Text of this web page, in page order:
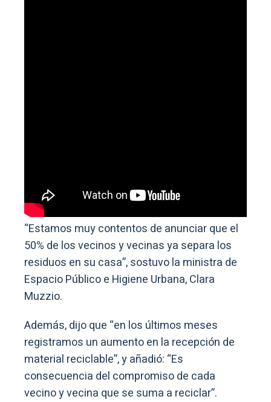
“Estamos muy contentos de anunciar que el
50% de los vecinos y vecinas ya separa los
residuos en su casa”, sostuvo la ministra de
Espacio Público e Higiene Urbana, Clara
Muzzio.
Además, dijo que “en los últimos meses
registramos un aumento en la recepción de
material reciclable”, y añadió: “Es
consecuencia del compromiso de cada
vecino y vecina que se suma a reciclar”.